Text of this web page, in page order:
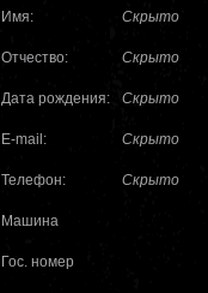
Имя: Скрыто
Отчество: Скрыто
Дата рождения: Скрыто
E-mail: Скрыто
Телефон: Скрыто
Машина
Гос. номер